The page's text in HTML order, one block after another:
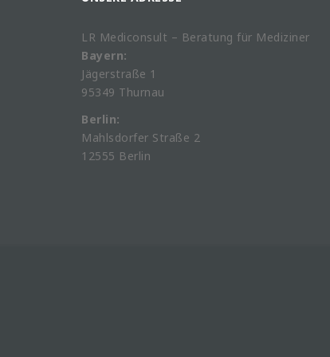
LR Mediconsult – Beratung für Mediziner
Bayern:
Jägerstraße 1
95349 Thurnau
Berlin:
Mahlsdorfer Straße 2
12555 Berlin